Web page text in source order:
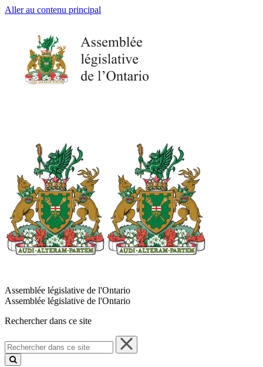
Aller au contenu principal
Assemblée législative de l'Ontario
Assemblée législative de l'Ontario
Rechercher dans ce site
Rechercher
dans
ce